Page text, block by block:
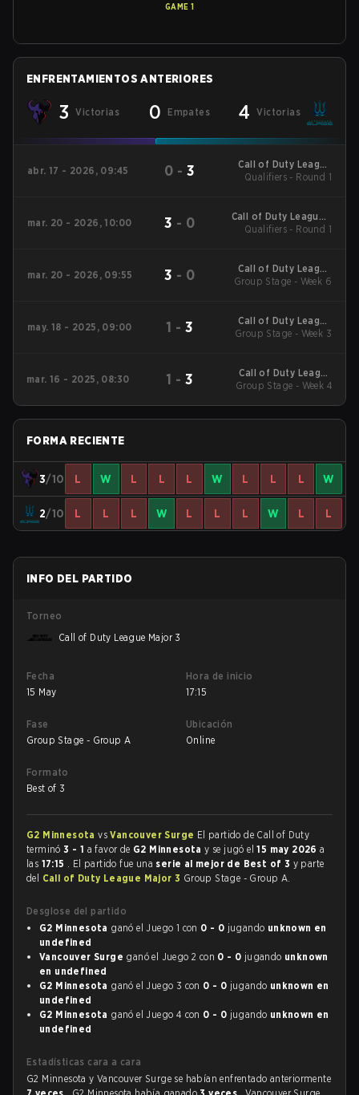
GAME 1
ENFRENTAMIENTOS ANTERIORES
3 Victorias 0 Empates 4 Victorias
abr. 17 - 2026, 09:45 0 - 3
Call of Duty League
Stage 3 Major
Qualifiers - Round 1
mar. 20 - 2026, 10:00 3 - 0
Call of Duty League -
Call of Duty League
Qualifiers - Round 1
mar. 20 - 2026, 09:55 3 - 0
Call of Duty League
2026 Regular Season
Group Stage - Week 6
may. 18 - 2025, 09:00 1 - 3
Call of Duty League
2025 Regular Season
Group Stage - Week 3
mar. 16 - 2025, 08:30 1 - 3
Call of Duty League
2025 Regular Season
Group Stage - Week 4
FORMA RECIENTE
3/10 L W L L L W L L L W
2/10 L L L W L L L W L L
INFO DEL PARTIDO
Torneo
Call of Duty League Major 3
Fecha
15 May
Hora de inicio
17:15
Fase
Group Stage - Group A
Ubicación
Online
Formato
Best of 3
G2 MinnesotavsVancouver Surge El partido de Call of Duty
terminó3 - 1 a favor de G2 Minnesotay se jugó el15 may 2026a
las 17:15 . El partido fue una serie al mejor de Best of 3 y parte
del Call of Duty League Major 3 Group Stage - Group A.
Desglose del partido
G2 Minnesota ganó el Juego 1 con 0 - 0 jugando unknown en
undefined
Vancouver Surge ganó el Juego 2 con 0 - 0 jugando unknown
en undefined
G2 Minnesota ganó el Juego 3 con 0 - 0 jugando unknown en
undefined
G2 Minnesota ganó el Juego 4 con 0 - 0 jugando unknown en
undefined
Estadísticas cara a cara
G2 Minnesota y Vancouver Surge se habían enfrentado anteriormente